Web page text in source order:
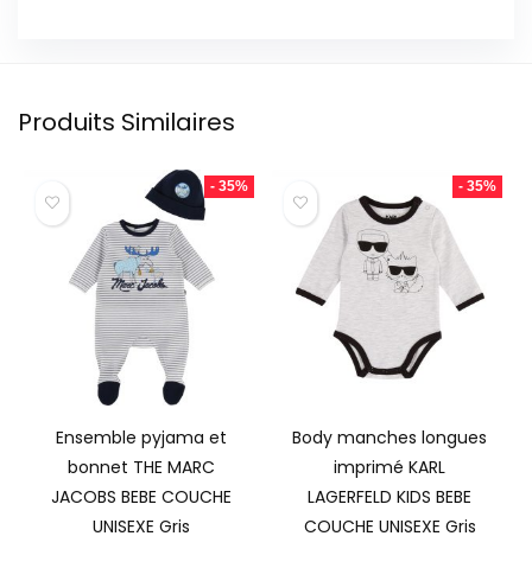
Produits Similaires
- 35%
Ensemble pyjama et
bonnet THE MARC
JACOBS BEBE COUCHE
UNISEXE Gris
- 35%
Body manches longues
imprimé KARL
LAGERFELD KIDS BEBE
COUCHE UNISEXE Gris